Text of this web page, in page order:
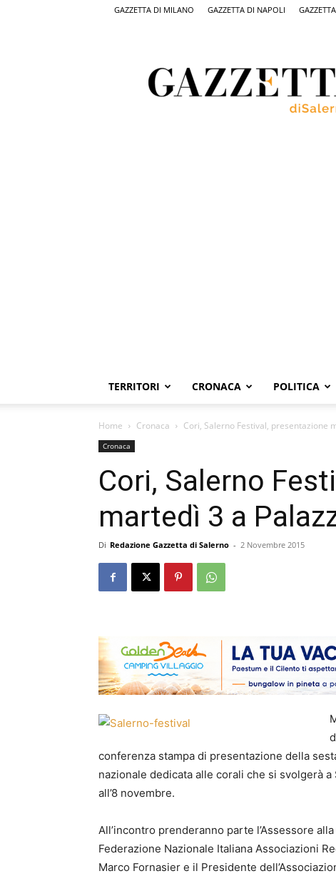
GAZZETTA DI MILANO GAZZETTA DI NAPOLI
Salerno,
il
quotidiano
TERRITORI CRONACA POLITICA
Home Cronaca Cori, Salerno Festival, presentazione
Cronaca
Cori, Salerno
martedì 3 a
Di Redazione Gazzetta di Salerno - 2 Novembre 2015
conferenza stampa di presentazione della
nazionale dedicata alle corali che si svolgerà
all’8 novembre.
All’incontro prenderanno parte l’Assessore
Federazione Nazionale Italiana Associazioni
Marco Fornasier e il Presidente